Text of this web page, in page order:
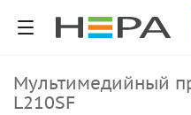
Мультимедийный проектор Epson CB-
L210SF